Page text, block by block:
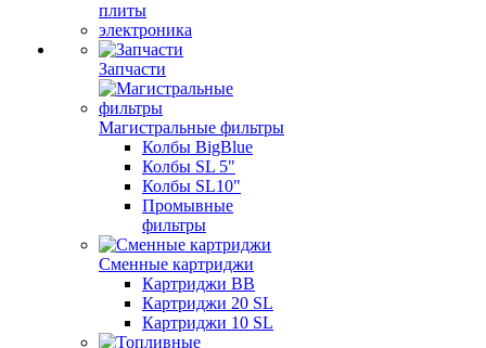
плиты
электроника
Запчасти
Магистральные фильтры
Колбы BigBlue
Колбы SL 5"
Колбы SL10"
Промывные
фильтры
Сменные картриджи
Картриджи BB
Картриджи 20 SL
Картриджи 10 SL